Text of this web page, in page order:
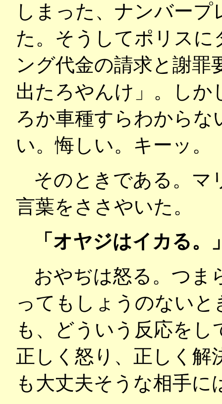
しまった、ナンバー
た。そうしてポリス
ング代金の請求と謝罪
出たろやんけ」。し
ろか車種すらわから
い。悔しい。キーッ。
そのときである。マ
言葉をささやいた。
「オヤジはイカる。
おやぢは怒る。つま
ってもしょうのない
も、どういう反応を
正しく怒り、正しく解
も大丈夫そうな相手